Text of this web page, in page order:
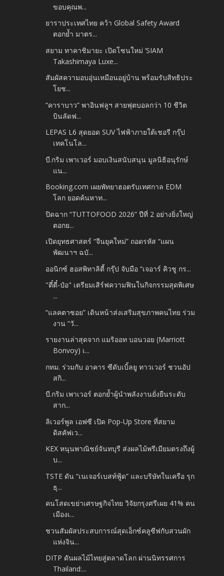
ขอบคุณพ...
ยาราประเทศไทย คว้า Global Safety Award
ตอกย้ำ มาตร...
สยาม ทาคาชิมายะ เปิดโซนใหม่ ‘SIAM
Takashimaya Luxe...
สัมผัสความอบอุ่นเหมือนอยู่บ้าน พร้อมรับสิทธิประ
โยช...
“คาราบาว” พาอินฟลูฯ สายฟุตบอลกว่า 10 ชีวิต
บินลัดฟ...
LEPAS L6 สุดยอด SUV ไฟฟ้าภายใต้เชอรี กรุ๊ป
เทคโนโล...
บี.กริม เพาเวอร์ มอบเงินสนับสนุน มูลนิธิอนุรักษ์
แน...
Booking.com เผยพัทยาฮอตรับเทศกาล EDM
โลก ยอดค้นหาท...
ปิดฉาก “TUTTOFOOD 2026” ปีที่ 2 อย่างยิ่งใหญ่
ตอกย...
เปิดยุทธศาสตร์ “จีนยุคใหม่” ถอดรหัส “แผน
พัฒนาฯ ฉบั...
ออนิกซ์ ฮอสพิทาลิตี้ กรุ๊ป จับมือ “เจอาร์ คิวชู กร...
"ตี๋ตี๋-ป๋อ" เตรียมเสิร์ฟความฟินในกิจกรรมสุดพิเศษ
...
“แลคตาซอย” เดินหน้าส่งเสริมสุขภาพคนไทย ร่วม
งาน “วั...
รายงานล่าสุดจาก แมริออท บอนวอย (Marriott
Bonvoy) เ...
กทม. ร่วมกับ อาคาร ซีดับเบิ้ลยู ทาวเวอร์ ชวนอัป
สกิ...
บี.กริม เพาเวอร์ ตอกย้ำผู้นำพลังงานยั่งยืนระดับ
สาก...
ลิเวอร์พูล เอฟซี เปิด Pop-Up Store ที่สยาม
ดิสคัฟเว...
KEX หนุนพาณิชย์จันทบุรี ส่งผลไม้พรีเมียมตรงถึงผู้
บ...
TSTE ดัน “เนเจอร์เบสท์ฟู้ด” และบริษัทในเครือ รุก
ธุ...
คนโสดเขย่าเศรษฐกิจไทย วิจัยกรุงศรีเผย 41% คน
เมืองเ...
ชวนสัมผัสประสบการณ์สุดเอ็กซ์คลูซีฟกับสวนผัก
แห่งจิน...
DITP ดันผลไม้ไทยสู่ตลาดโลก ผ่านนิทรรศการ
Thailand:...